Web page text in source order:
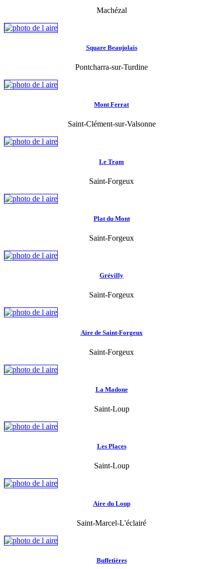
Machézal
Square Beaujolais
Pontcharra-sur-Turdine
Mont Ferrat
Saint-Clément-sur-Valsonne
Le Tram
Saint-Forgeux
Plat du Mont
Saint-Forgeux
Grévilly
Saint-Forgeux
Aire de Saint-Forgeux
Saint-Forgeux
La Madone
Saint-Loup
Les Places
Saint-Loup
Aire du Loup
Saint-Marcel-L'éclairé
Buffetières